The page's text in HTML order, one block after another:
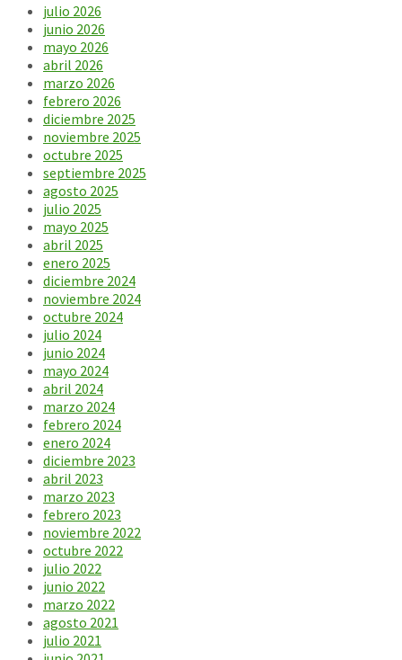
julio 2026
junio 2026
mayo 2026
abril 2026
marzo 2026
febrero 2026
diciembre 2025
noviembre 2025
octubre 2025
septiembre 2025
agosto 2025
julio 2025
mayo 2025
abril 2025
enero 2025
diciembre 2024
noviembre 2024
octubre 2024
julio 2024
junio 2024
mayo 2024
abril 2024
marzo 2024
febrero 2024
enero 2024
diciembre 2023
abril 2023
marzo 2023
febrero 2023
noviembre 2022
octubre 2022
julio 2022
junio 2022
marzo 2022
agosto 2021
julio 2021